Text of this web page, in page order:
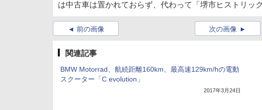
は中古車は置かれておらず、代わって「堺市ヒストリッ
前の画像 次の画像
関連記事
BMW Motorrad、航続距離160km、最高速129km/hの電動
スクーター「C evolution」
2017年3月24日